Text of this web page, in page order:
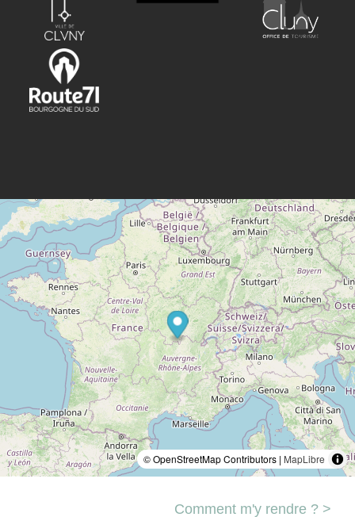
© OpenStreetMap Contributors | MapLibre
Comment m'y rendre ? >